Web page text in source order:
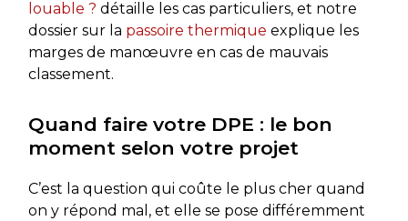
louable ? détaille les cas particuliers, et notre
dossier sur la passoire thermique explique les
marges de manœuvre en cas de mauvais
classement.
Quand faire votre DPE : le bon
moment selon votre projet
C’est la question qui coûte le plus cher quand
on y répond mal, et elle se pose différemment